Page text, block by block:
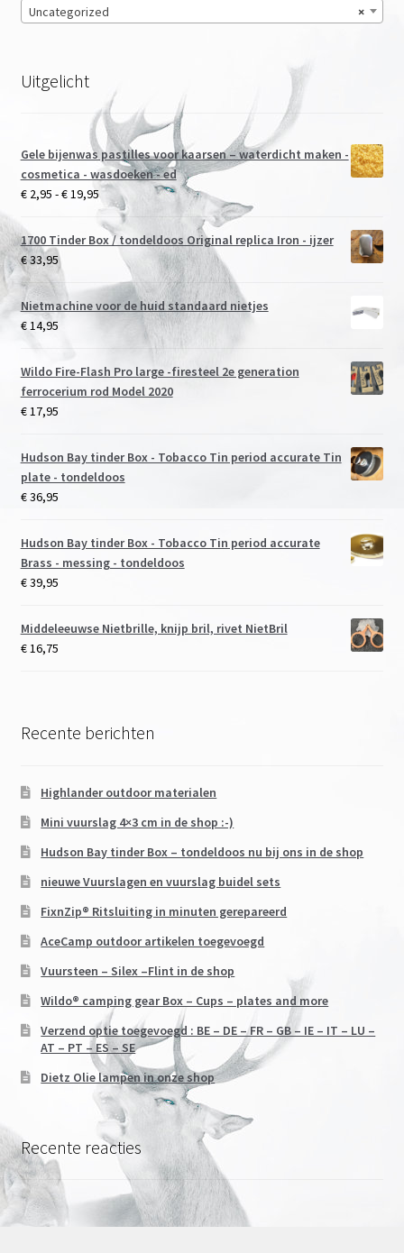
Onze merken
×
Uncategorized
Uitgelicht
Gele bijenwas pastilles voor kaarsen – waterdicht maken -
cosmetica - wasdoeken - ed
€2,95 -€19,95Prijsklasse:
€ 2,95
tot
1700 Tinder Box / tondeldoos Original replica Iron - ijzer
€33,95
Nietmachine voor de huid standaard nietjes
€14,95
Wildo Fire-Flash Pro large -firesteel 2e generation
ferrocerium rod Model 2020
€17,95
Hudson Bay tinder Box - Tobacco Tin period accurate Tin
plate - tondeldoos
€36,95
Hudson Bay tinder Box - Tobacco Tin period accurate
Brass - messing - tondeldoos
€39,95
Middeleeuwse Nietbrille, knijp bril, rivet NietBril
€16,75
Recente berichten
Highlander outdoor materialen
Mini vuurslag 4×3 cm in de shop :-)
Hudson Bay tinder Box – tondeldoos nu bij ons in de shop
nieuwe Vuurslagen en vuurslag buidel sets
FixnZip® Ritsluiting in minuten gerepareerd
AceCamp outdoor artikelen toegevoegd
Vuursteen – Silex –Flint in de shop
Wildo® camping gear Box – Cups – plates and more
Verzend optie toegevoegd : BE – DE – FR – GB – IE – IT – LU –
AT – PT – ES – SE
Dietz Olie lampen in onze shop
Recente reacties